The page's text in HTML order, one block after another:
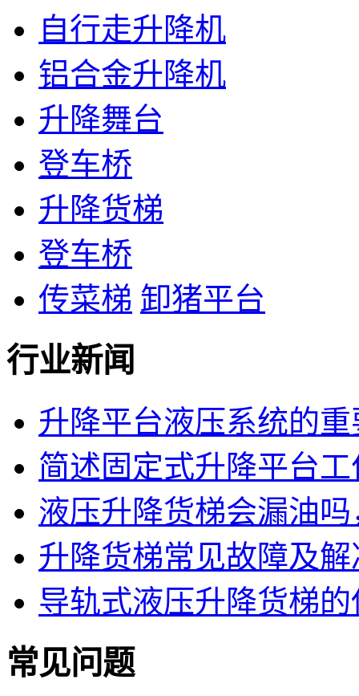
自行走升降机
铝合金升降机
升降舞台
登车桥
升降货梯
登车桥
传菜梯 卸猪平台
行业新闻
升降平台液压系统的重
简述固定式升降平台
液压升降货梯会漏油
升降货梯常见故障及
导轨式液压升降货梯
常见问题